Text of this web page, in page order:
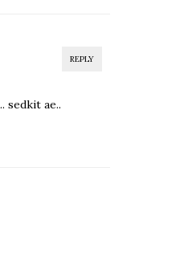
REPLY
sedkit ae..